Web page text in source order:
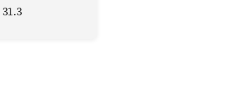
31.3